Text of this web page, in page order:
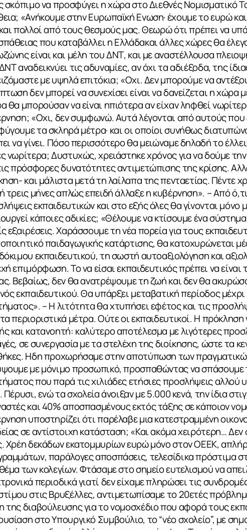
σκόπιμο να προσφύγει η χώρα στο Διεθνές Νομισματικό
«Ανήκουμε στην Ευρωπαϊκή Ενωση· έχουμε το ευρώ
πολλοί από τους θεσμούς μας. Θεωρώ ότι πρέπει να
που καταβάλλει η Ελλάδακαι άλλες χώρες θα
είναι και μέλη του ΔΝΤ, και με αναστέλλουσα
αναδεικνύει τις αδυναμίες, αν όχι τα αδιέξοδα, της
με υψηλά επιτόκια; «Οχι. Δεν μπορούμε να
δεν μπορεί να συνεχίσει είναι να δανείζεται η
θα μπορούσαν να είναι ηπιότερα αν είχαν ληφθεί
«Οχι, δεν συμφωνώ. Αυτά λέγονται από αυτούς
τα σκληρά μέτρα· και οι οποίοι συνήθως
να γίνει. Πόσο περισσότερο θα μειώναμε δηλαδή το
νωρίτερα; Δυστυχώς, χρειάστηκε χρόνος για να δούμε
πρόσφορες δυνατότητες αντιμετώπισης της κρίσης.
και μάλιστα μετά τη λαίλαπα της πενταετίας. Πέντε
τρεις μήνες απλώς επειδή άλλαξε η κυβέρνηση». – Από
εκπαιδευτικών και στο εξής όλες θα γίνονται
κάποιες αδικίες; «Θέλουμε να κτίσουμε ένα
εξαιρέσεις. Χαράσσουμε τη νέα πορεία για τους
παιδαγωγικής κατάρτισης, θα κατοχυρώνεται
εκπαιδευτικού, τη σωστή αυτοαξιολόγηση και
επιμόρφωση. Το να είσαι εκπαιδευτικός πρέπει να
Βεβαίως, δεν θα ανατρέψουμε τη ζωή και δεν θα
εκπαιδευτικού. Θα υπάρξει μεταβατική περίοδος
– Η λιτότητα θα χτυπήσει εφέτος και τις
περιοριστικά μέτρα. Ούτε οι εκπαιδευτικοί. Η πρόκληση
και κατανοητή: καλύτερο αποτέλεσμα με λιγότερες
σε συνεργασία με τα στελέχη της διοίκησης, ώστε τα
Ηδη προχωρήσαμε στην αποτύπωση των πραγματικών
με μόνιμο προσωπικό, προσπαθώντας να σπάσουμε
που παρά τις χιλιάδες ετήσιες προσλήψεις αλλού
Πέρυσι, ενώ τα σχολεία άνοιξαν με 5.000 κενά, την ίδια
και 40% αποσπασμένους εκτός τάξης σε κάποιον
υποστηρίζει ότι παρέλαβε μια κατεστραμμένη
σε αντίστοιχη κατάσταση; «Και ακόμα χειρότερη…
Χρέη δεκάδων εκατομμυρίων ευρώ μόνο στον ΟΕΕΚ,
παράλογες αποσπάσεις, τελεσίδικα πρόστιμα
των κολεγίων. Φτάσαμε στο σημείο ευτελισμού να
περιοδικά γιατί δεν είχαμε πληρώσει τις
στις Βρυξέλλες, αντιμετωπίσαμε το 20ετές
της διαβούλευσης για το νομοσχέδιο που αφορά τους
στο Υπουργικό Συμβούλιο, το “νέο σχολείο”, με